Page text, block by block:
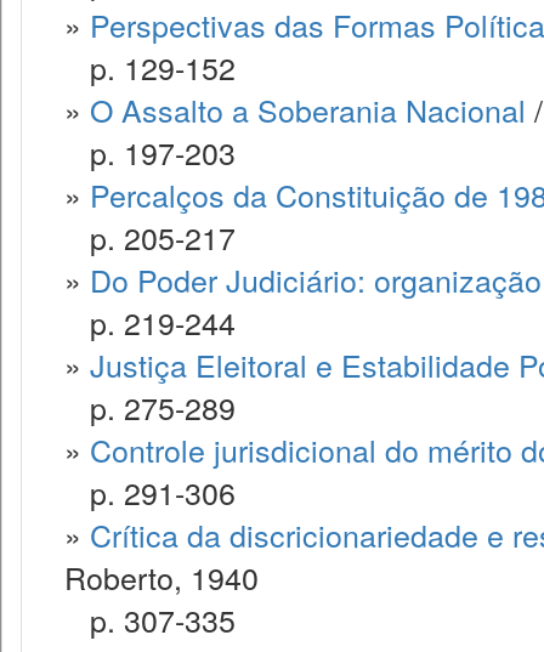
» Perspectivas das Formas
p. 129-152
» O Assalto a Soberania Nacional
p. 197-203
» Percalços da Constituição de
p. 205-217
» Do Poder Judiciário:
p. 219-244
» Justiça Eleitoral e Estabilidade
p. 275-289
» Controle jurisdicional do mérito
p. 291-306
» Crítica da discricionariedade e
Roberto, 1940
p. 307-335